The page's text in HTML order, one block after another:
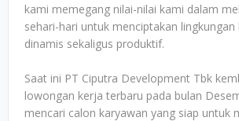
kami memegang nilai-nilai kami dalam
sehari-hari untuk menciptakan lingkungan
dinamis sekaligus produktif.
Saat ini PT Ciputra Development Tbk
lowongan kerja terbaru pada bulan
mencari calon karyawan yang siap untuk